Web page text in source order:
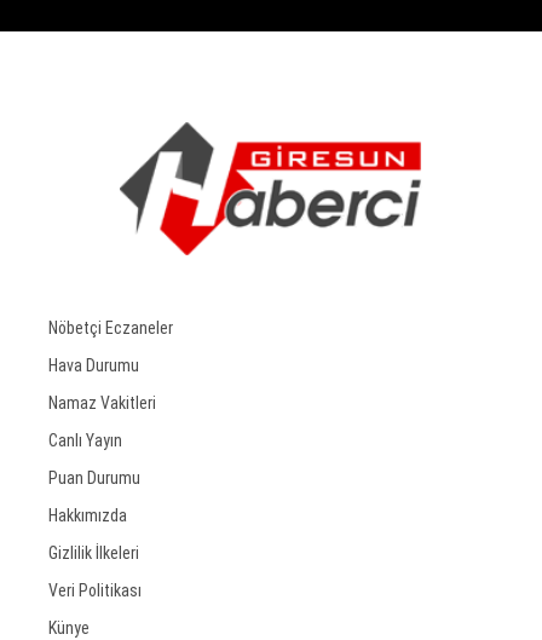
Nöbetçi Eczaneler
Hava Durumu
Namaz Vakitleri
Canlı Yayın
Puan Durumu
Hakkımızda
Gizlilik İlkeleri
Veri Politikası
Künye